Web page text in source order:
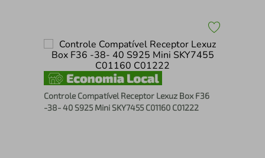
Controle Compatível Receptor Lexuz Box F36
-38- 40 S925 Mini SKY7455 C01160 C01222